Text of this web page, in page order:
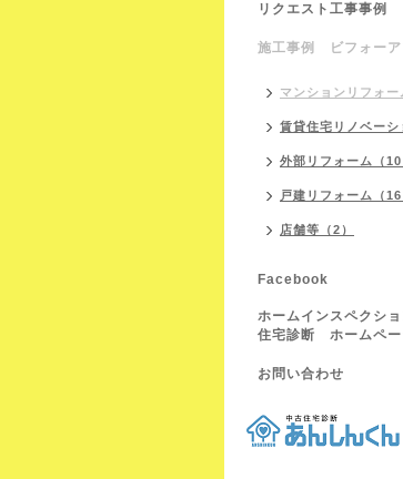
リクエスト工事事例
施工事例 ビフォーア
マンションリフォー
賃貸住宅リノベーシ
外部リフォーム（10
戸建リフォーム（16
店舗等（2）
Facebook
ホームインスペク
住宅診断 ホームペー
お問い合わせ